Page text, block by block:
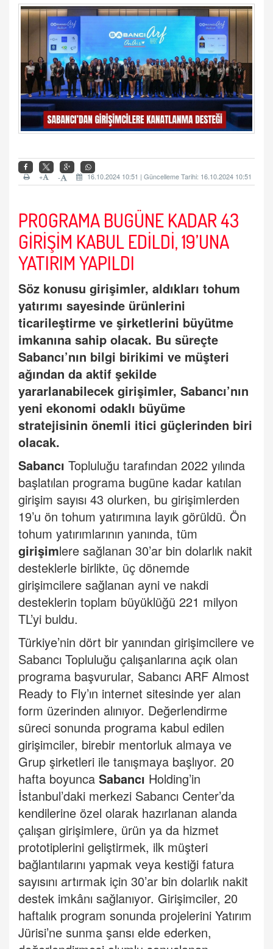
16.10.2024 10:51 | Güncelleme Tarihi: 16.10.2024 10:51
-
+
PROGRAMA BUGÜNE KADAR 43
GİRİŞİM KABUL EDİLDİ, 19’UNA
YATIRIM YAPILDI
Söz konusu girişimler, aldıkları tohum
yatırımı sayesinde ürünlerini
ticarileştirme ve şirketlerini büyütme
imkanına sahip olacak. Bu süreçte
Sabancı’nın bilgi birikimi ve müşteri
ağından da aktif şekilde
yararlanabilecek girişimler, Sabancı’nın
yeni ekonomi odaklı büyüme
stratejisinin önemli itici güçlerinden biri
olacak.
Sabancı Topluluğu tarafından 2022 yılında
başlatılan programa bugüne kadar katılan
girişim sayısı 43 olurken, bu girişimlerden
19’u ön tohum yatırımına layık görüldü. Ön
tohum yatırımlarının yanında, tüm
girişimlere sağlanan 30’ar bin dolarlık nakit
desteklerle birlikte, üç dönemde
girişimcilere sağlanan ayni ve nakdi
desteklerin toplam büyüklüğü 221 milyon
TL’yi buldu.
Türkiye’nin dört bir yanından girişimcilere ve
Sabancı Topluluğu çalışanlarına açık olan
programa başvurular, Sabancı ARF Almost
Ready to Fly’ın internet sitesinde yer alan
form üzerinden alınıyor. Değerlendirme
süreci sonunda programa kabul edilen
girişimciler, birebir mentorluk almaya ve
Grup şirketleri ile tanışmaya başlıyor. 20
hafta boyunca Sabancı Holding’in
İstanbul’daki merkezi Sabancı Center’da
kendilerine özel olarak hazırlanan alanda
çalışan girişimlere, ürün ya da hizmet
prototiplerini geliştirmek, ilk müşteri
bağlantılarını yapmak veya kestiği fatura
sayısını artırmak için 30’ar bin dolarlık nakit
destek imkânı sağlanıyor. Girişimciler, 20
haftalık program sonunda projelerini Yatırım
Jürisi’ne sunma şansı elde ederken,